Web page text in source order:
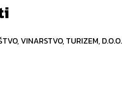
VINARSTVO, TURIZEM, D.O.O.